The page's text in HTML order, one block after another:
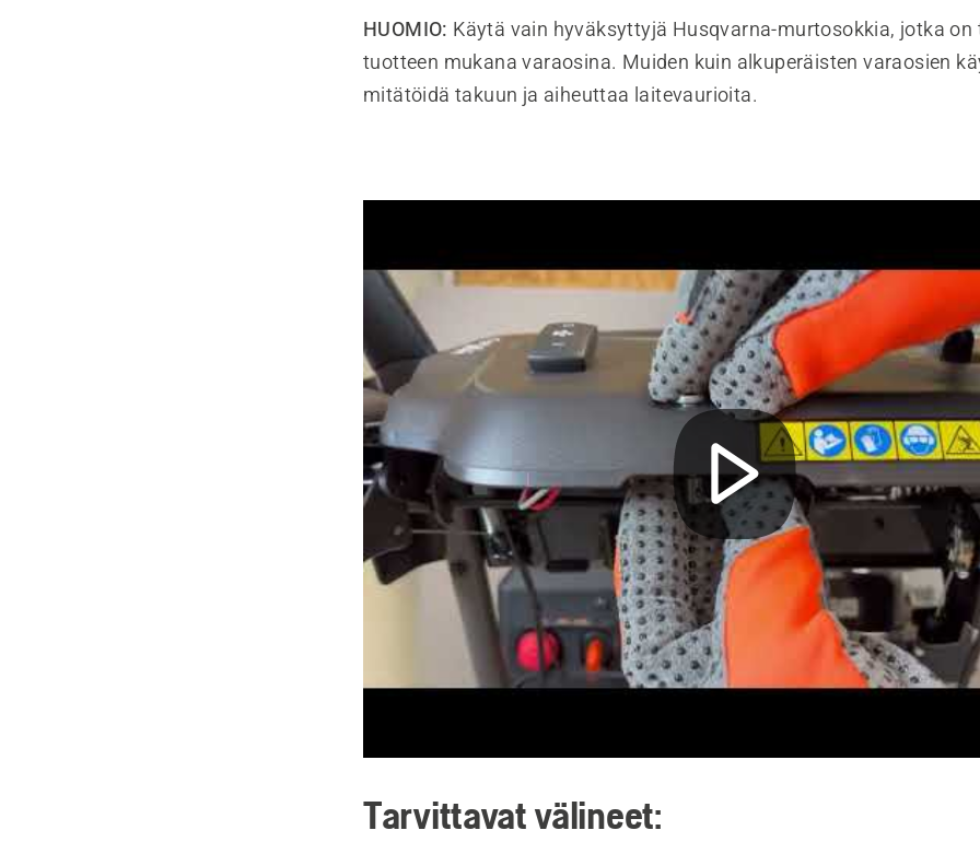
HUOMIO: Käytä vain hyväksyttyjä Husqvarna-murtosokkia, jotka
tuotteen mukana varaosina. Muiden kuin alkuperäisten varaosien
mitätöidä takuun ja aiheuttaa laitevaurioita.
Tarvittavat välineet: